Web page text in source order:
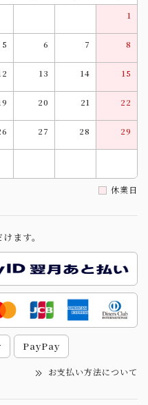
1
5 6 7 8
13 14 15
20 21 22
27 28 29
休業日
ます。
PayPay
お支払い方法について